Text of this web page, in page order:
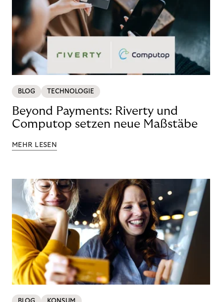
BLOG TECHNOLOGIE
Beyond Payments: Riverty und
Computop setzen neue Maßstäbe
MEHR LESEN